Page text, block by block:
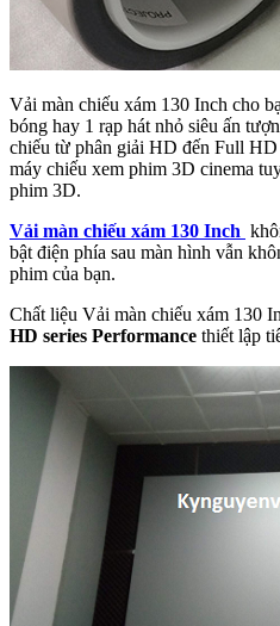
Vải màn chiếu xám 130 Inch cho
bóng hay 1 rạp hát nhỏ siêu ấn
chiếu từ phân giải HD đến Full
máy chiếu xem phim 3D cinema
phim 3D.
Vải màn chiếu xám 130 Inch
bật điện phía sau màn hình vẫn
phim của bạn.
Chất liệu Vải màn chiếu xám 130
HD series Performance thiết lập